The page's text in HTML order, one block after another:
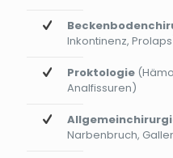
Inkontinenz,
Proktologie
Analfissuren)
Narbenbruch,